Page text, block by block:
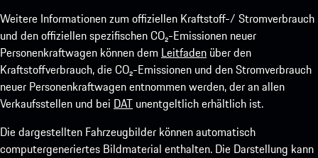
Weitere Informationen zum offiziellen Kraftstoff-/ Stromverbrauch
und den offiziellen spezifischen CO₂-Emissionen neuer
Personenkraftwagen können dem Leitfaden über den
Kraftstoffverbrauch, die CO₂-Emissionen und den Stromverbrauch
neuer Personenkraftwagen entnommen werden, der an allen
Verkaufsstellen und bei DAT unentgeltlich erhältlich ist.
Die dargestellten Fahrzeugbilder können automatisch
computergeneriertes Bildmaterial enthalten. Die Darstellung kann